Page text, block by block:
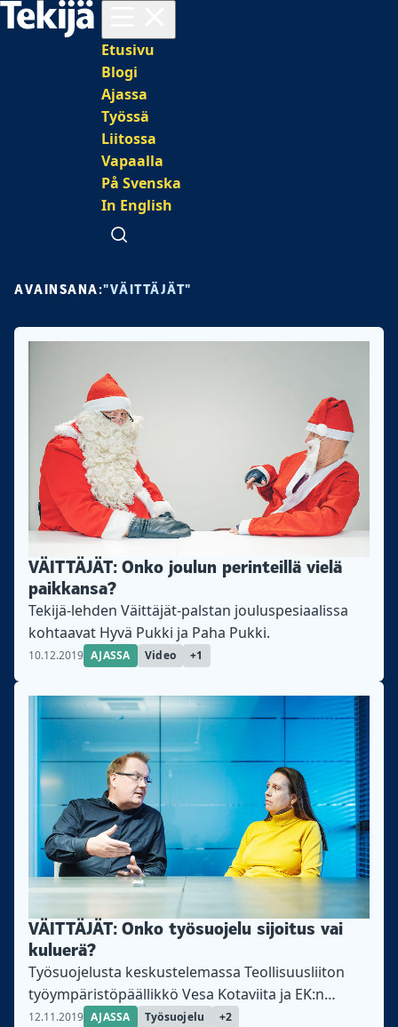
Päävalikko
Etusivu
Blogi
Ajassa
Työssä
Liitossa
Vapaalla
På Svenska
In English
Avaa haku
AVAINSANA:"VÄITTÄJÄT"
VÄITTÄJÄT: Onko joulun perinteillä vielä
paikkansa?
Tekijä-lehden Väittäjät-palstan jouluspesiaalissa
kohtaavat Hyvä Pukki ja Paha Pukki.
10.12.2019 AJASSA Video +1
VÄITTÄJÄT: Onko työsuojelu sijoitus vai
kuluerä?
Työsuojelusta keskustelemassa Teollisuusliiton
työympäristöpäällikkö Vesa Kotaviita ja EK:n
johtava asiantuntija Riitta Wärn.
12.11.2019 AJASSA Työsuojelu +2